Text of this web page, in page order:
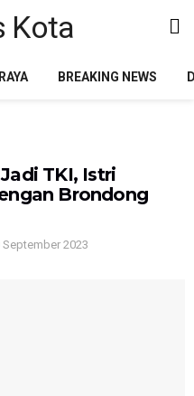
BREAKING NEWS
TKI, Istri
Brondong
September 2023